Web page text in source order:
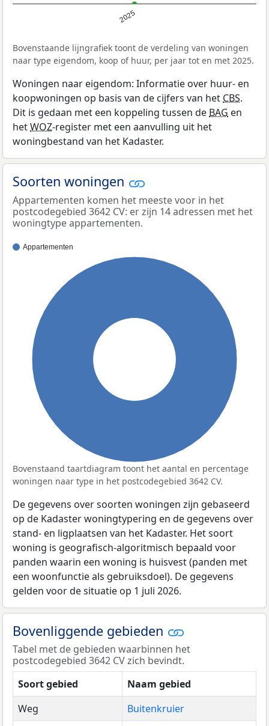
2025
Bovenstaande lijngrafiek toont de verdeling van woningen
naar type eigendom, koop of huur, per jaar tot en met 2025.
Woningen naar eigendom: Informatie over huur- en
koopwoningen op basis van de cijfers van hetCBS.
Dit is gedaan met een koppeling tussen deBAG en
hetWOZ-register met een aanvulling uit het
woningbestand van het Kadaster.
Soorten woningen
Appartementen komen het meeste voor in het
postcodegebied 3642 CV: er zijn 14 adressen met het
woningtype appartementen.
Appartementen
Bovenstaand taartdiagram toont het aantal en percentage
woningen naar type in het postcodegebied 3642 CV.
De gegevens over soorten woningen zijn gebaseerd
op de Kadaster woningtypering en de gegevens over
stand- en ligplaatsen van het Kadaster. Het soort
woning is geografisch-algoritmisch bepaald voor
panden waarin een woning is huisvest (panden met
een woonfunctie als gebruiksdoel). De gegevens
gelden voor de situatie op 1 juli 2026.
Bovenliggende gebieden
Tabel met de gebieden waarbinnen het
postcodegebied 3642 CV zich bevindt.
Soort gebied
Naam gebied
Weg
Buitenkruier